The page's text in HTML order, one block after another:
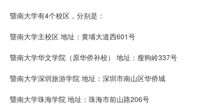
暨南大学有4个校区，分别是：
暨南大学主校区 地址：黄埔大道西601号
暨南大学华文学院（原华侨补校） 地址：瘦狗岭337号
暨南大学深圳旅游学院 地址：深圳市南山区华侨城
暨南大学珠海学院 地址：珠海市前山路206号